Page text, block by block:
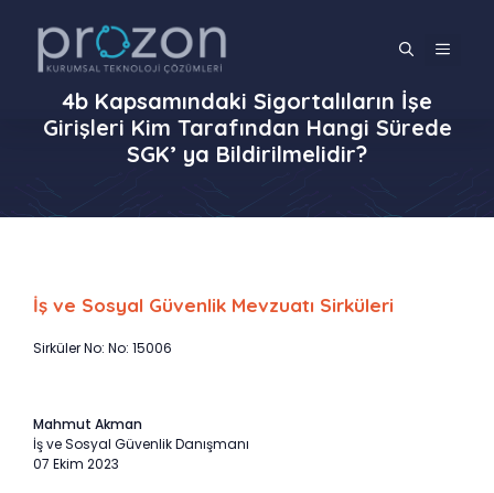
MENÜ
4b Kapsamındaki Sigortalıların İşe
Girişleri Kim Tarafından Hangi Sürede
SGK’ ya Bildirilmelidir?
İş ve Sosyal Güvenlik Mevzuatı Sirküleri
Sirküler No: No: 15006
Mahmut Akman
İş ve Sosyal Güvenlik Danışmanı
07 Ekim 2023